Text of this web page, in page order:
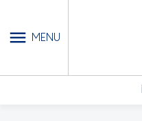
MENU